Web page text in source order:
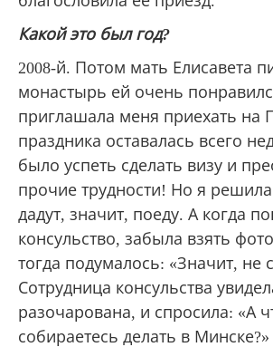
Какой это был год?
2008-й. Потом мать Елисавета
монастырь ей очень
приглашала меня приехать на
праздника оставалась всего
было успеть сделать визу и
прочие трудности! Но я решила
дадут, значит, поеду. А когда
консульство, забыла взять
тогда подумалось: «Значит, не
Сотрудница консульства
разочарована, и спросила: «А
собираетесь делать в Минске?»